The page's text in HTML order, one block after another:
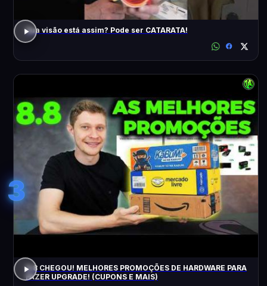
Sua visão está assim? Pode ser CATARATA!
3
8.8 CHEGOU! MELHORES PROMOÇÕES DE HARDWARE PARA
FAZER UPGRADE! (CUPONS E MAIS)